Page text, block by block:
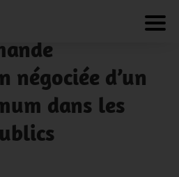
négociée d’un
dans les